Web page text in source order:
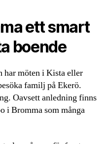
ett smart
boende
har möten i Kista eller
familj på Ekerö.
Oavsett anledning finns
i Bromma som många